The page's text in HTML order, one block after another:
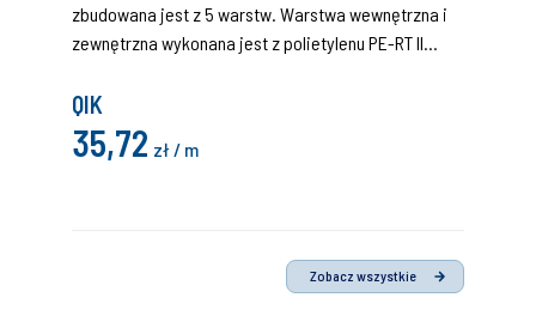
zbudowana jest z 5 warstw. Warstwa wewnętrzna i
zewnętrzna wykonana jest z polietylenu PE-RT II
wytrzymałością na wysoką temperaturę. Środkową
warstwą jest aluminiowa rura spawana na zakładkę
ultradźwiękowo lub laserowo, zastosowana technika
instalacyjnego QIK - trwałość minimum 50 lat -
maksymalne parametry pracy: temperatura 95°C,
QIK
35,72 zł / m
Zobacz wszystkie